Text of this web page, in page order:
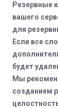
Резервные
вашего
для
Если все
будет
Мы
созданием